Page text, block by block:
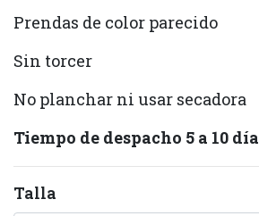
Prendas de color parecido
Sin torcer
No planchar ni usar secadora
Tiempo de despacho 5 a 10
Talla